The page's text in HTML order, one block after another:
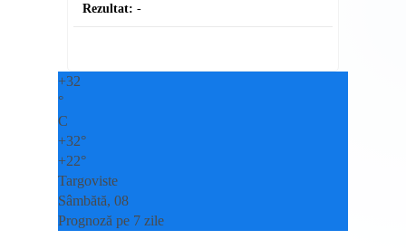
Rezultat: -
+32
°
C
+32°
+22°
Targoviste
Sâmbătă, 08
Prognoză pe 7 zile